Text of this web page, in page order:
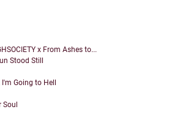
x From Ashes to...
Stood Still
Going to Hell